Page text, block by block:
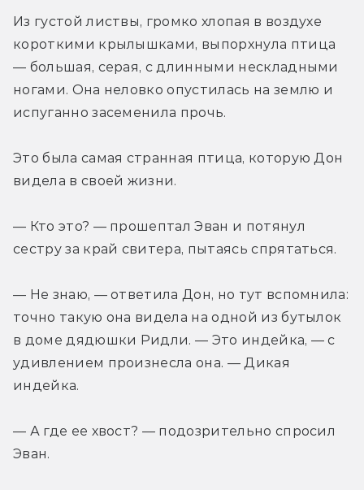
Из густой листвы, громко хлопая в воздухе
короткими крылышками, выпорхнула птица
— большая, серая, с длинными нескладными
ногами. Она неловко опустилась на землю и
испуганно засеменила прочь.
Это была самая странная птица, которую Дон
видела в своей жизни.
— Кто это? — прошептал Эван и потянул
сестру за край свитера, пытаясь спрятаться.
— Не знаю, — ответила Дон, но тут вспомнила:
точно такую она видела на одной из бутылок
в доме дядюшки Ридли. — Это индейка, — с
удивлением произнесла она. — Дикая
индейка.
— А где ее хвост? — подозрительно спросил
Эван.